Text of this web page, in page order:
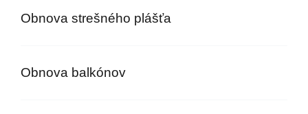
Obnova strešného plášťa
Obnova balkónov